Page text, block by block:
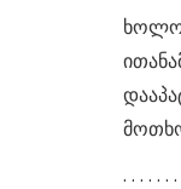
ხოლო
. . . . . .